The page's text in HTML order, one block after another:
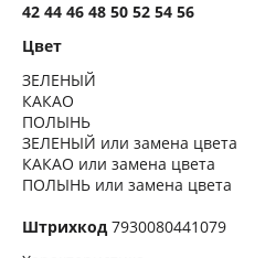
42 44 46 48 50 52 54 56
Цвет
ЗЕЛЕНЫЙ
КАКАО
ПОЛЫНЬ
ЗЕЛЕНЫЙ или замена цвета
КАКАО или замена цвета
ПОЛЫНЬ или замена цвета
Штрихкод 7930080441079